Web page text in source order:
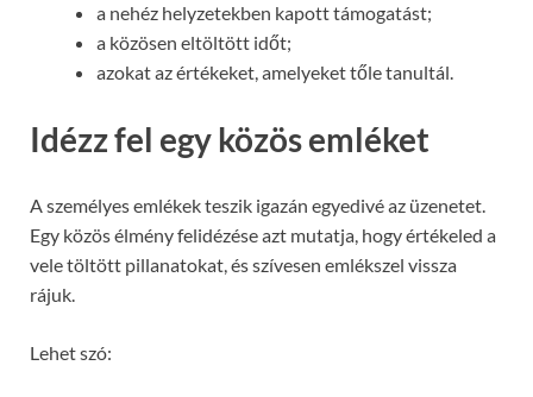
a nehéz helyzetekben kapott támogatást;
a közösen eltöltött időt;
azokat az értékeket, amelyeket tőle tanultál.
Idézz fel egy közös emléket
A személyes emlékek teszik igazán egyedivé az üzenetet.
Egy közös élmény felidézése azt mutatja, hogy értékeled a
vele töltött pillanatokat, és szívesen emlékszel vissza
rájuk.
Lehet szó: